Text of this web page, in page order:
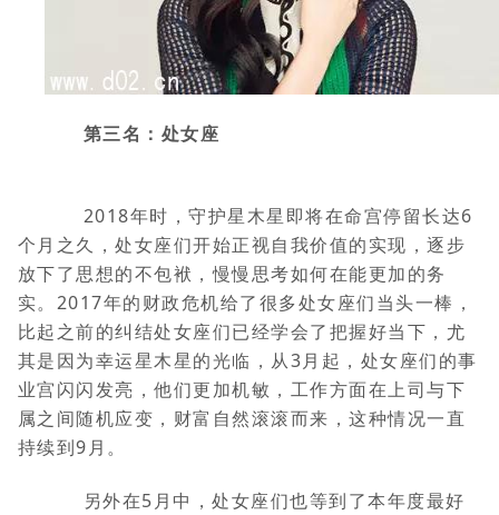
第三名：处女座
2018年时，守护星木星即将在命宫停留长达6
个月之久，处女座们开始正视自我价值的实现，逐步
放下了思想的不包袱，慢慢思考如何在能更加的务
实。2017年的财政危机给了很多处女座们当头一棒，
比起之前的纠结处女座们已经学会了把握好当下，尤
其是因为幸运星木星的光临，从3月起，处女座们的事
业宫闪闪发亮，他们更加机敏，工作方面在上司与下
属之间随机应变，财富自然滚滚而来，这种情况一直
持续到9月。
另外在5月中，处女座们也等到了本年度最好